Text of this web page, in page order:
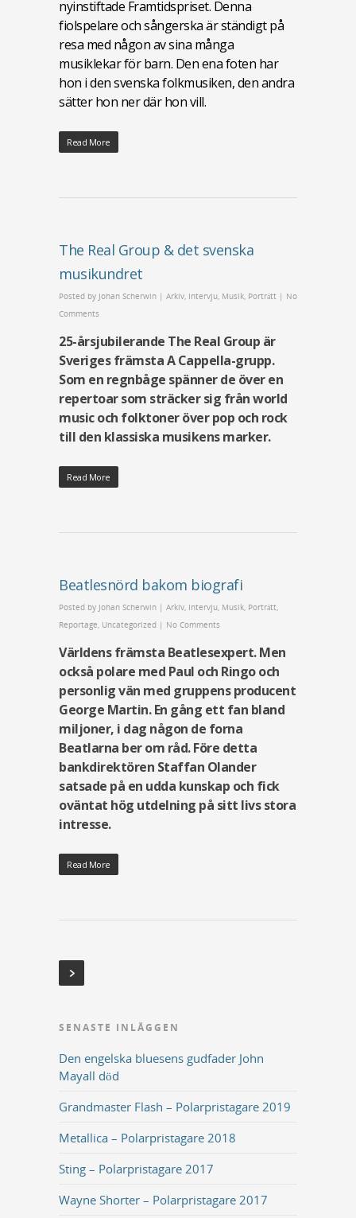
nyinstiftade Framtidspriset. Denna
fiolspelare och sångerska är ständigt på
resa med någon av sina många
musiklekar för barn. Den ena foten har
hon i den svenska folkmusiken, den andra
sätter hon ner där hon vill.
Read More
The Real Group & det svenska
musikundret
Posted by Johan Scherwin | Arkiv Intervju Musik Porträtt | No
Comments
25-årsjubilerande The Real Group är
Sveriges främsta A Cappella-grupp.
Som en regnbåge spänner de över en
repertoar som sträcker sig från world
music och folktoner över pop och rock
till den klassiska musikens marker.
Read More
Beatlesnörd bakom biografi
Posted by Johan Scherwin | Arkiv Intervju Musik Porträtt
Reportage Uncategorized | No Comments
Världens främsta Beatlesexpert. Men
också polare med Paul och Ringo och
personlig vän med gruppens producent
George Martin. En gång ett fan bland
miljoner, i dag någon de forna
Beatlarna ber om råd. Före detta
bankdirektören Staffan Olander
satsade på en udda kunskap och fick
oväntat hög utdelning på sitt livs stora
intresse.
Read More
SENASTE INLÄGGEN
Den engelska bluesens gudfader John
Mayall död
Grandmaster Flash – Polarpristagare 2019
Metallica – Polarpristagare 2018
Sting – Polarpristagare 2017
Wayne Shorter – Polarpristagare 2017